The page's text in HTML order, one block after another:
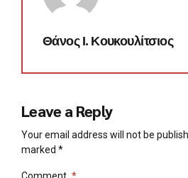
Θάνος Ι. Κουκουλίτσιος
Leave a Reply
Your email address will not be
marked *